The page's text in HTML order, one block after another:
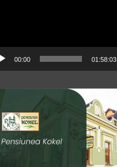
00:00 01:58:03